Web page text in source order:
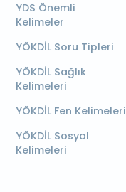
YDS Önemli
Kelimeler
YÖKDİL Soru Tipleri
YÖKDİL Sağlık
Kelimeleri
YÖKDİL Fen Kelimeleri
YÖKDİL Sosyal
Kelimeleri